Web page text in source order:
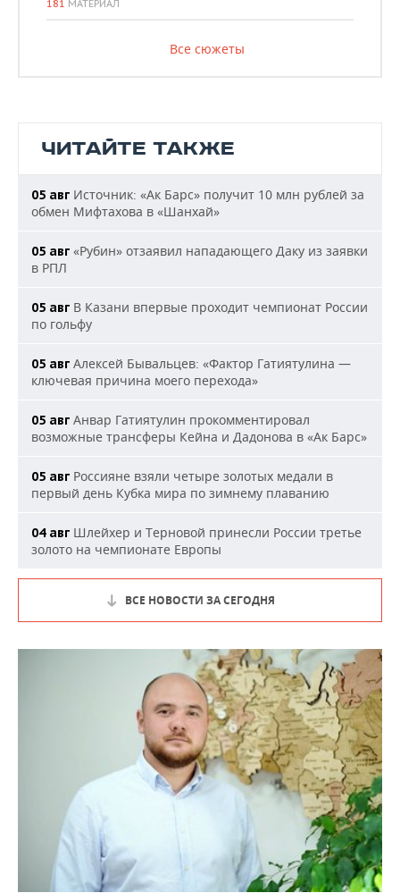
181 МАТЕРИАЛ
Все сюжеты
ЧИТАЙТЕ ТАКЖЕ
05 авг Источник: «Ак Барс» получит 10 млн рублей за
обмен Мифтахова в «Шанхай»
05 авг «Рубин» отзаявил нападающего Даку из заявки
в РПЛ
05 авг В Казани впервые проходит чемпионат России
по гольфу
05 авг Алексей Бывальцев: «Фактор Гатиятулина —
ключевая причина моего перехода»
05 авг Анвар Гатиятулин прокомментировал
возможные трансферы Кейна и Дадонова в «Ак Барс»
05 авг Россияне взяли четыре золотых медали в
первый день Кубка мира по зимнему плаванию
04 авг Шлейхер и Терновой принесли России третье
золото на чемпионате Европы
ВСЕ НОВОСТИ ЗА СЕГОДНЯ